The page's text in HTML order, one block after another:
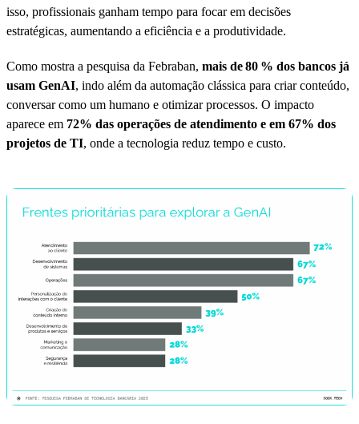
isso, profissionais ganham tempo para focar em decisões
estratégicas, aumentando a eficiência e a produtividade.
Como mostra a pesquisa da Febraban, mais de 80 % dos bancos já
usam GenAI, indo além da automação clássica para criar conteúdo,
conversar como um humano e otimizar processos. O impacto
aparece em 72% das operações de atendimento e em 67% dos
projetos de TI, onde a tecnologia reduz tempo e custo.